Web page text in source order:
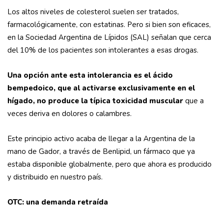
Los altos niveles de colesterol suelen ser tratados,
farmacológicamente, con estatinas. Pero si bien son eficaces,
en la Sociedad Argentina de Lípidos (SAL) señalan que cerca
del 10% de los pacientes son intolerantes a esas drogas.
Una opción ante esta intolerancia es el ácido
bempedoico, que al activarse exclusivamente en el
hígado, no produce la típica toxicidad muscular que a
veces deriva en dolores o calambres.
Este principio activo acaba de llegar a la Argentina de la
mano de Gador, a través de Benlipid, un fármaco que ya
estaba disponible globalmente, pero que ahora es producido
y distribuido en nuestro país.
OTC: una demanda retraída